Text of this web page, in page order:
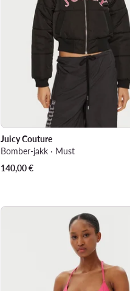
Juicy Couture
Bomber-jakk · Must
140,00€